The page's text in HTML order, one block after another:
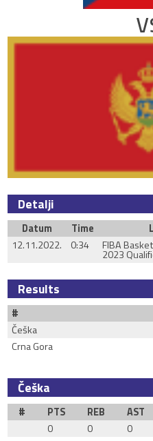
Detalji
Datum Time
12.11.2022.
0:34 FIBA
2023
Results
#
Češka
Crna Gora
Češka
# PTS REB AST
0
0 0